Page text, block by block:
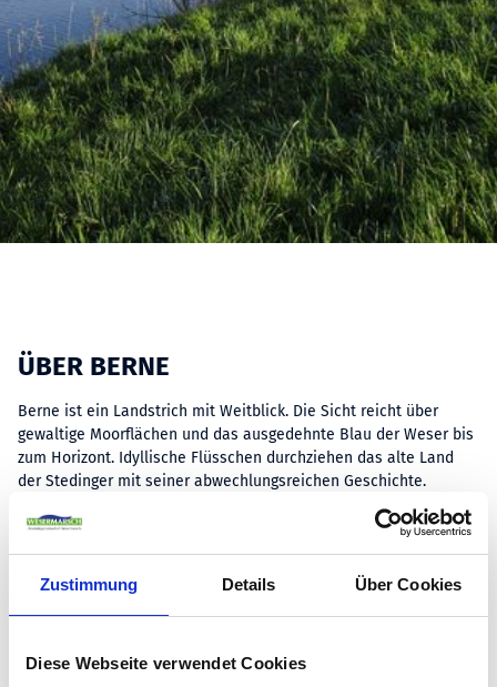
Zustimmung Details Über Cookies
Diese Webseite verwendet Cookies
ÜBER BERNE
Berne ist ein Landstrich mit Weitblick. Die Sicht reicht über
gewaltige Moorflächen und das ausgedehnte Blau der Weser bis
zum Horizont. Idyllische Flüsschen durchziehen das alte Land
der Stedinger mit seiner abwechlungsreichen Geschichte.
Strände mit feinstem Wesersand, Leuchtfeuer, Werften, große
Pötte und schnittige Yachten sind Teil des maritimen Flairs, das
Einheimische und Gäste schätzen wissen. Die Natur Bernes
wartet mit einem reichhaltigen Tier- und Pflanzenleben auf Dich:
Kühe, Schafe Störche, und nicht zu vergessen die berühmten
Schachbrettblumen auf der Juliusplate. Per Fahrrad oder per
Landschaft lässt sich hier auf vielfältige Weise erkunden. Auf